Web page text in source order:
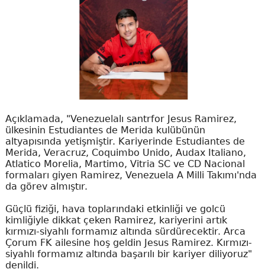
Açıklamada, "Venezuelalı santrfor Jesus Ramirez,
ülkesinin Estudiantes de Merida kulübünün
altyapısında yetişmiştir. Kariyerinde Estudiantes de
Merida, Veracruz, Coquimbo Unido, Audax Italiano,
Atlatico Morelia, Martimo, Vitria SC ve CD Nacional
formaları giyen Ramirez, Venezuela A Milli Takımı'nda
da görev almıştır.
Güçlü fiziği, hava toplarındaki etkinliği ve golcü
kimliğiyle dikkat çeken Ramirez, kariyerini artık
kırmızı-siyahlı formamız altında sürdürecektir. Arca
Çorum FK ailesine hoş geldin Jesus Ramirez. Kırmızı-
siyahlı formamız altında başarılı bir kariyer diliyoruz"
denildi.